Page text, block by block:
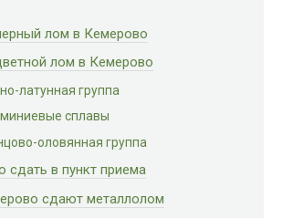
лом в Кемерово
лом в Кемерово
латунная группа
сплавы
оловянная группа
сдать в пункт приема
сдают металлолом